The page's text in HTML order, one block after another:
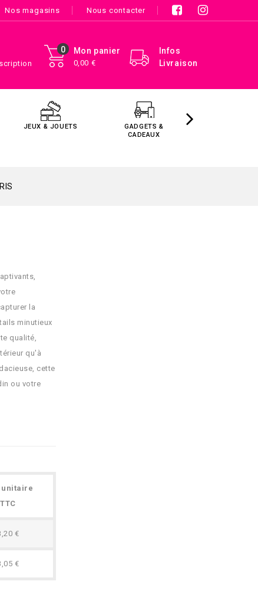
Nos magasins Nous contacter
Infos
Livraison
Mon panier
0,00 €
0
JEUX & JOUETS
GADGETS &
CADEAUX
la
minutieux
qualité,
qu'à
cette
ou votre
unitaire
TTC
€
€